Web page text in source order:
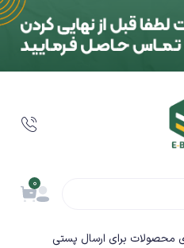
0
محصولات برای ارسال پستی